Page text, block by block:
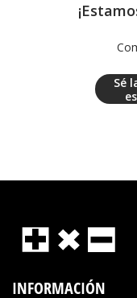
Sé
INFORMACIÓN